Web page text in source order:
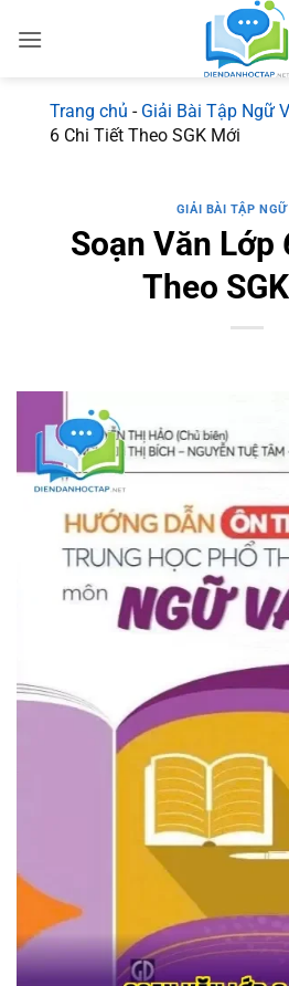
qua
Trang chủ - Giải Bài Tập Ngữ
6 Chi Tiết Theo SGK Mới
GIẢI BÀI TẬP
Soạn Văn Lớp
Theo